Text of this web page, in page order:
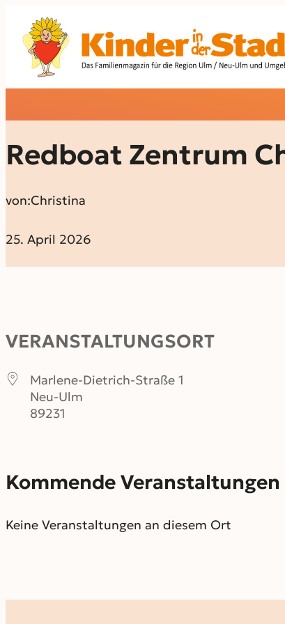
Redboat Zentrum
von:Christina
25. April 2026
VERANSTALTUNGSORT
Marlene-Dietrich-Straße 1
Neu-Ulm
89231
Kommende Veranstaltungen
Keine Veranstaltungen an diesem Ort